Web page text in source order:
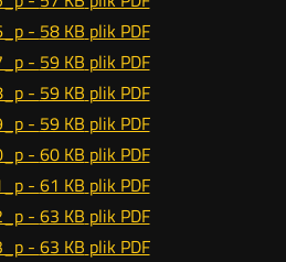
- 58 KB plik PDF
- 59 KB plik PDF
- 59 KB plik PDF
- 59 KB plik PDF
- 60 KB plik PDF
- 61 KB plik PDF
- 63 KB plik PDF
- 63 KB plik PDF